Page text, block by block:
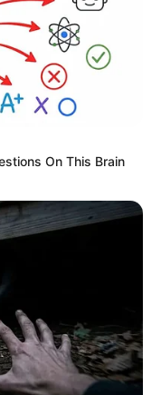
który
od dłuższego
On This Brain